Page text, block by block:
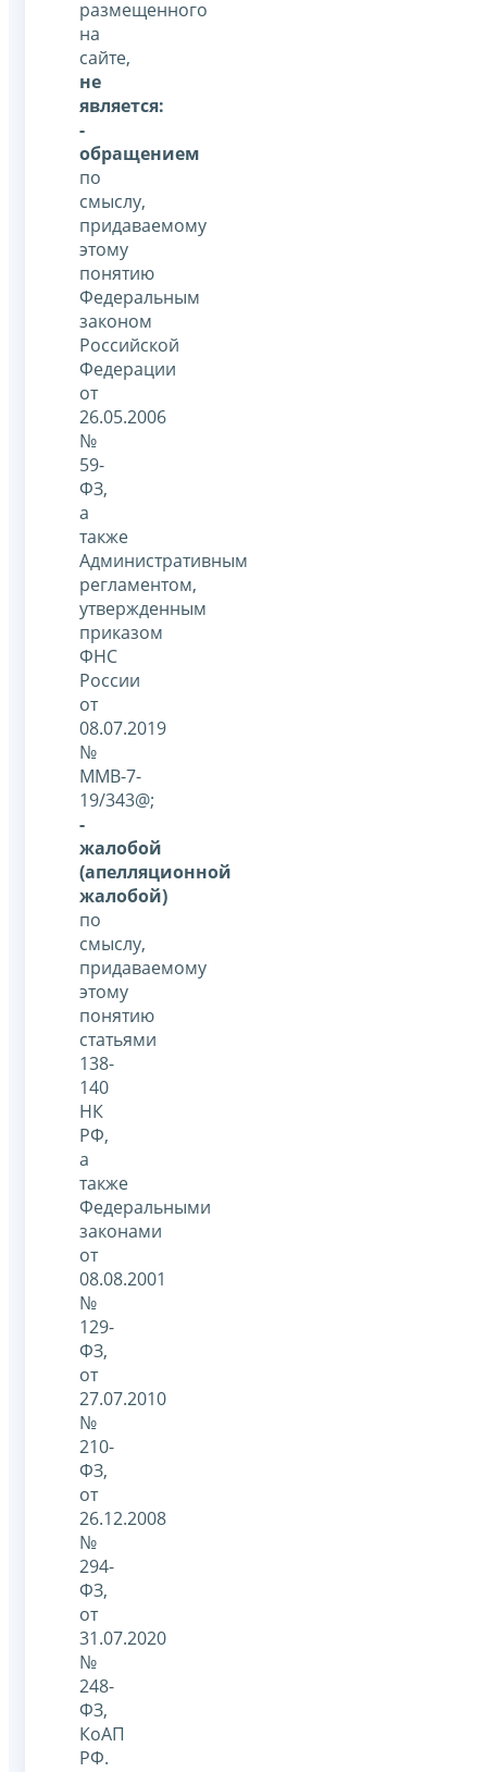
размещенного
на
сайте,
не
является:
-
обращением
по
смыслу,
придаваемому
этому
понятию
Федеральным
законом
Российской
Федерации
от
26.05.2006
№
59-
ФЗ,
а
также
Административным
регламентом,
утвержденным
приказом
ФНС
России
от
08.07.2019
№
ММВ-7-
19/343@;
-
жалобой
(апелляционной
жалобой)
по
смыслу,
придаваемому
этому
понятию
статьями
138-
140
НК
РФ,
а
также
Федеральными
законами
от
08.08.2001
№
129-
ФЗ,
от
27.07.2010
№
210-
ФЗ,
от
26.12.2008
№
294-
ФЗ,
от
31.07.2020
№
248-
ФЗ,
КоАП
РФ.